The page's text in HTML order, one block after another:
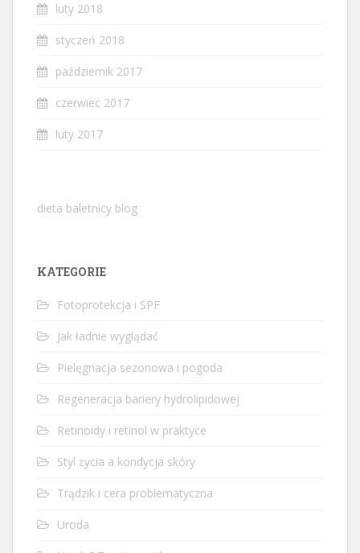
luty 2018
styczeń 2018
październik 2017
czerwiec 2017
luty 2017
dieta baletnicy blog
KATEGORIE
Fotoprotekcja i SPF
Jak ładnie wyglądać
Pielęgnacja sezonowa i pogoda
Regeneracja bariery hydrolipidowej
Retinoidy i retinol w praktyce
Styl życia a kondycja skóry
Trądzik i cera problematyczna
Uroda